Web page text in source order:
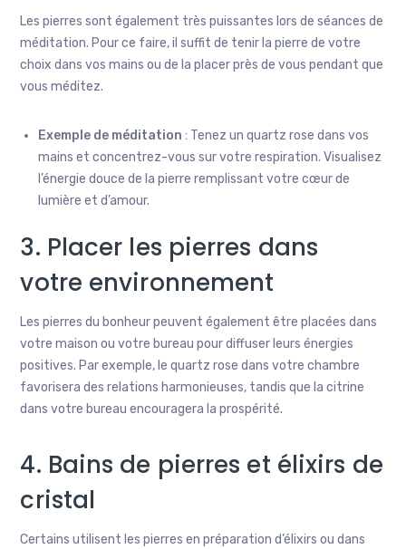
Les pierres sont également très puissantes lors de séances de
méditation. Pour ce faire, il suffit de tenir la pierre de votre
choix dans vos mains ou de la placer près de vous pendant que
vous méditez.
Exemple de méditation : Tenez un quartz rose dans vos
mains et concentrez-vous sur votre respiration. Visualisez
l’énergie douce de la pierre remplissant votre cœur de
lumière et d’amour.
3. Placer les pierres dans
votre environnement
Les pierres du bonheur peuvent également être placées dans
votre maison ou votre bureau pour diffuser leurs énergies
positives. Par exemple, le quartz rose dans votre chambre
favorisera des relations harmonieuses, tandis que la citrine
dans votre bureau encouragera la prospérité.
4. Bains de pierres et élixirs de
cristal
Certains utilisent les pierres en préparation d’élixirs ou dans